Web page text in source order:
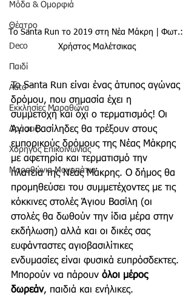
Μόδα & Ομορφιά
Θέατρο
Deco
Παιδί
Auto
Εκκλησίες Μαραθώνα
Δράσεις
Χορηγός Επικοινωνίας
Μαραθώνια Μονοπάτια
Το Santa Run το 2019 στη Νέα Μάκρη | Φωτ.:
Χρήστος Μαλέτσικας
To Santa Run είναι ένας άτυπος αγώνας
δρόμου, που σημασία έχει η
συμμετοχή και όχι ο τερματισμός! Οι
Άγιοι Βασίληδες θα τρέξουν στους
εμπορικούς δρόμους της Νέας Μάκρης
με αφετηρία και τερματισμό την
πλατεία της Νέας Μάκρης. Ο δήμος θα
προμηθεύσει του συμμετέχοντες με τις
κόκκινες στολές Άγιου Βασίλη (οι
στολές θα δωθούν την ίδια μέρα στην
εκδήλωση) αλλά και οι δικές σας
ευφάνταστες αγιοβασιλίτικες
ενδυμασίες είναι φυσικά ευπρόσδεκτες.
Μπορούν να πάρουν όλοι μέρος
δωρεάν, παιδιά και ενήλικες.